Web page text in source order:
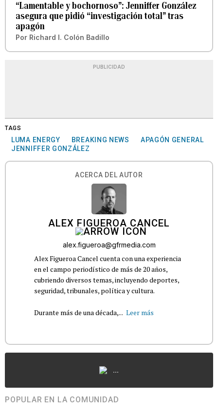
“Lamentable y bochornoso”: Jenniffer González
asegura que pidió “investigación total” tras
apagón
Por Richard I. Colón Badillo
PUBLICIDAD
TAGS
LUMA ENERGY BREAKING NEWS
APAGÓN GENERAL
JENNIFFER GONZÁLEZ
ACERCA DEL AUTOR
ALEX FIGUEROA CANCEL
alex.figueroa@gfrmedia.com
Alex Figueroa Cancel cuenta con una experiencia
en el campo periodístico de más de 20 años,
cubriendo diversos temas, incluyendo deportes,
seguridad, tribunales, política y cultura.
Durante más de una década,... Leer más
...
POPULAR EN LA COMUNIDAD